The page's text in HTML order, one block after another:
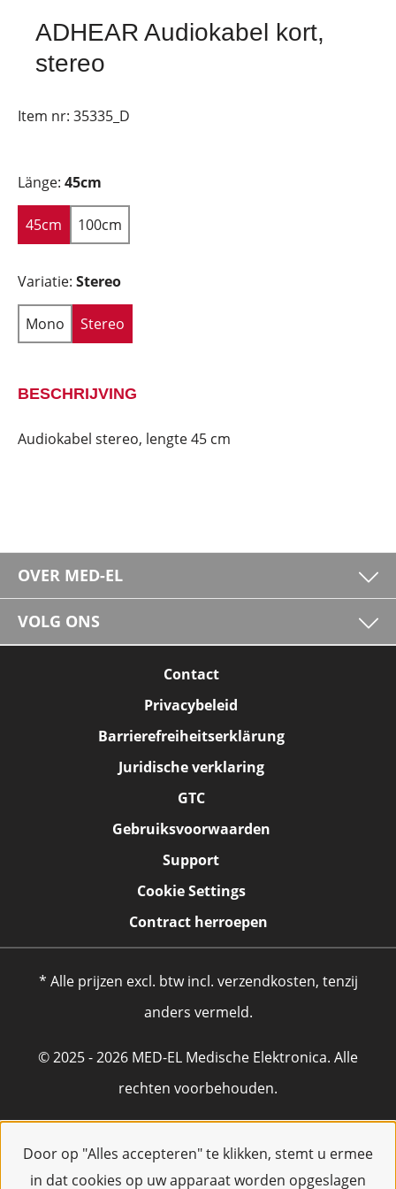
Door op "Alles accepteren" te klikken, stemt u ermee
in dat cookies op uw apparaat worden opgeslagen
ADHEAR Audiokabel kort,
stereo
Item nr: 35335_D
Länge: 45cm
45cm 100cm
Variatie: Stereo
Mono Stereo
BESCHRIJVING
Audiokabel stereo, lengte 45 cm
OVER MED-EL
VOLG ONS
Contact
Privacybeleid
Barrierefreiheitserklärung
Juridische verklaring
GTC
Gebruiksvoorwaarden
Support
Cookie Settings
Contract herroepen
* Alle prijzen excl. btw incl. verzendkosten, tenzij
anders vermeld.
© 2025 - 2026 MED-EL Medische Elektronica. Alle
rechten voorbehouden.